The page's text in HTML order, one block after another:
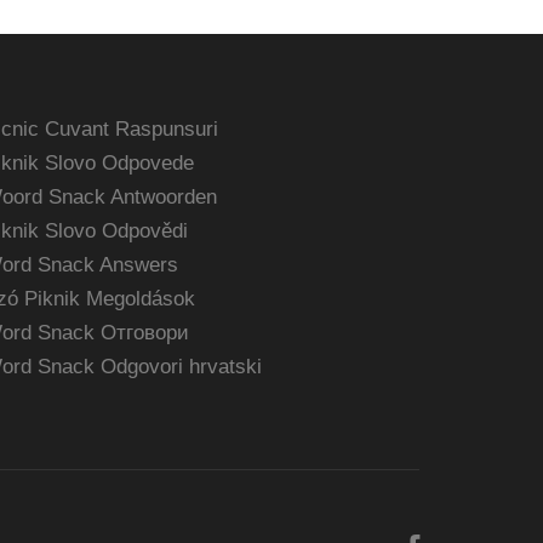
Cuvant Raspunsuri
Slovo Odpovede
Snack Antwoorden
Slovo Odpovědi
Snack Answers
Piknik Megoldások
Snack Отговори
Snack Odgovori hrvatski